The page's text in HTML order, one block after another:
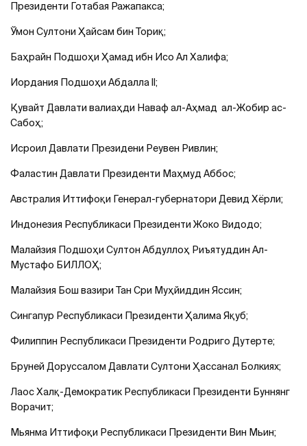
Президенти Готабая Ражапакса;
Ўмон Султони Ҳайсам бин Ториқ;
Баҳрайн Подшоҳи Ҳамад ибн Исо Ал Халифа;
Иордания Подшоҳи Абдалла II;
Қувайт Давлати валиаҳди Наваф ал-Аҳмад ал-Жобир ас-
Сабоҳ;
Исроил Давлати Президени Реувен Ривлин;
Фаластин Давлати Президенти Маҳмуд Аббос;
Австралия Иттифоқи Генерал-губернатори Девид Хёрли;
Индонезия Республикаси Президенти Жоко Видодо;
Малайзия Подшоҳи Султон Абдуллоҳ Риъятуддин Ал-
Мустафо БИЛЛОҲ;
Малайзия Бош вазири Тан Сри Муҳйиддин Яссин;
Сингапур Республикаси Президенти Ҳалима Яқуб;
Филиппин Республикаси Президенти Родриго Дутерте;
Бруней Доруссалом Давлати Султони Ҳассанал Болкиях;
Лаос Халқ-Демократик Республикаси Президенти Буннянг
Ворачит;
Мьянма Иттифоқи Республикаси Президенти Вин Мьин;